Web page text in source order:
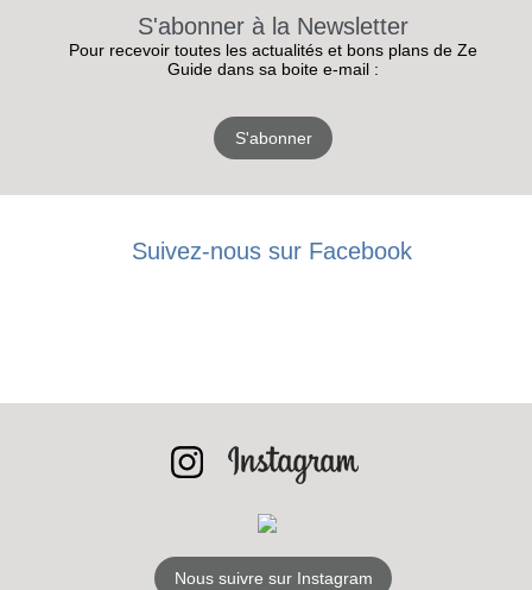
S'abonner à la Newsletter
Pour recevoir toutes les actualités et bons plans de Ze
Guide dans sa boite e-mail :
S'abonner
Suivez-nous sur Facebook
Nous suivre sur Instagram